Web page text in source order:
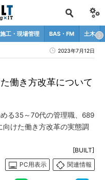
施工・現場管理 BAS・FM 土木
2023年7月12日
働き方改革について
る35～70代の管理職、689
けた働き方改革の実態調
[BUILT]
PC用表示
関連情報